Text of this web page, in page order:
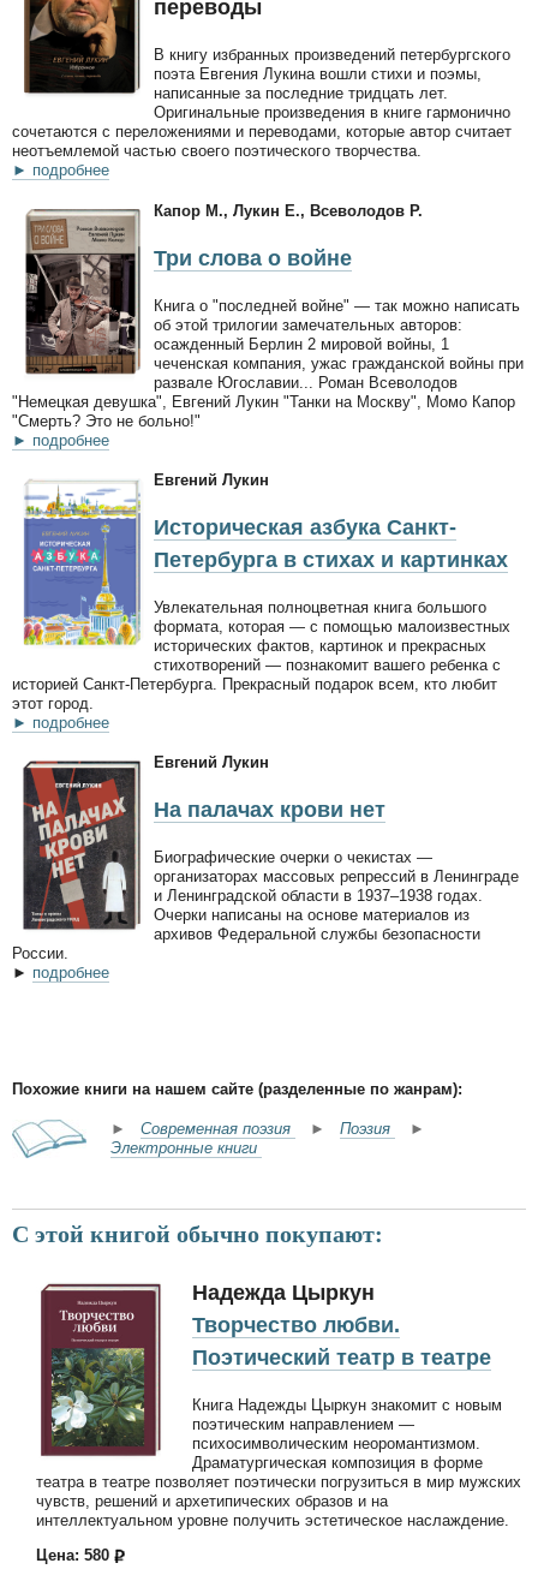
переводы
В книгу избранных произведений петербургского
поэта Евгения Лукина вошли стихи и поэмы,
написанные за последние тридцать лет.
Оригинальные произведения в книге гармонично
сочетаются с переложениями и переводами, которые автор считает
неотъемлемой частью своего поэтического творчества.
► подробнее
Капор М., Лукин Е., Всеволодов Р.
Три слова о войне
Книга о "последней войне" — так можно написать
об этой трилогии замечательных авторов:
осажденный Берлин 2 мировой войны, 1
чеченская компания, ужас гражданской войны при
развале Югославии... Роман Всеволодов
"Немецкая девушка", Евгений Лукин "Танки на Москву", Момо Капор
"Смерть? Это не больно!"
► подробнее
Евгений Лукин
Историческая азбука Санкт-
Петербурга в стихах и картинках
Увлекательная полноцветная книга большого
формата, которая — с помощью малоизвестных
исторических фактов, картинок и прекрасных
стихотворений — познакомит вашего ребенка с
историей Санкт-Петербурга. Прекрасный подарок всем, кто любит
этот город.
► подробнее
Евгений Лукин
На палачах крови нет
Биографические очерки о чекистах —
организаторах массовых репрессий в Ленинграде
и Ленинградской области в 1937–1938 годах.
Очерки написаны на основе материалов из
архивов Федеральной службы безопасности
России.
► подробнее
Похожие книги на нашем сайте (разделенные по жанрам):
► Современная поэзия ► Поэзия
►
Электронные книги
С этой книгой обычно покупают:
Надежда Цыркун
Творчество любви.
Поэтический театр в театре
Книга Надежды Цыркун знакомит с новым
поэтическим направлением —
психосимволическим неоромантизмом.
Драматургическая композиция в форме
театра в театре позволяет поэтически погрузиться в мир мужских
чувств, решений и архетипических образов и на
интеллектуальном уровне получить эстетическое наслаждение.
Цена: 580